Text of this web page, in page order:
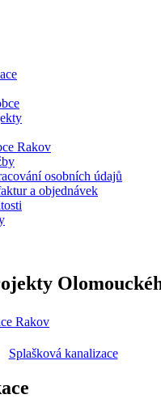
Rakov
osobních údajů
a objednávek
Splašková kanalizace